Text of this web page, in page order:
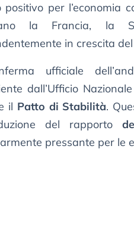
positivo per l’economia
la Francia, la
in crescita del
ufficiale
dall’Ufficio
il Patto di Stabilità.
del rapporto
pressante per le